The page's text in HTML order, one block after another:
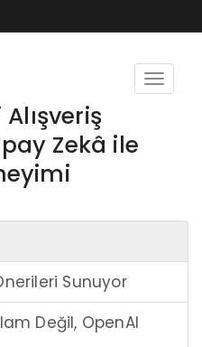
Toggle
Zekâ ile
Sunuyor
Değil, OpenAI